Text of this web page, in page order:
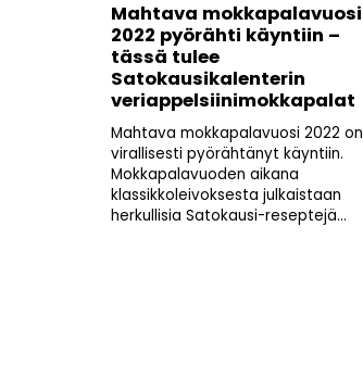
Mahtava mokkapalavuosi
2022 pyörähti käyntiin –
tässä tulee
Satokausikalenterin
veriappelsiinimokkapalat
Mahtava mokkapalavuosi 2022 on
virallisesti pyörähtänyt käyntiin.
Mokkapalavuoden aikana
klassikkoleivoksesta julkaistaan
herkullisia Satokausi-reseptejä...